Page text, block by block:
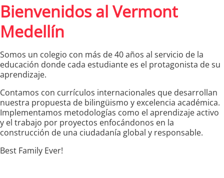
Bienvenidos al Vermont
Medellín
Somos un colegio con más de 40 años al servicio de la
educación donde cada estudiante es el protagonista de su
aprendizaje.
Contamos con currículos internacionales que desarrollan
nuestra propuesta de bilingüismo y excelencia académica.
Implementamos metodologías como el aprendizaje activo
y el trabajo por proyectos enfocándonos en la
construcción de una ciudadanía global y responsable.
Best Family Ever!